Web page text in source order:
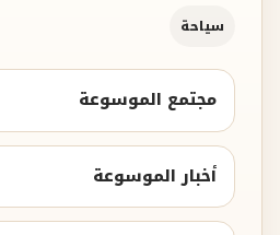
سياحة
مجتمع الموسوعة
أخبار الموسوعة